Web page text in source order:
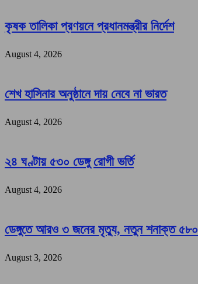
কৃষক তালিকা প্রণয়নে প্রধানমন্ত্রীর নির্দেশ
August 4, 2026
শেখ হাসিনার অনুষ্ঠানে দায় নেবে না ভারত
August 4, 2026
২৪ ঘণ্টায় ৫৩০ ডেঙ্গু রোগী ভর্তি
August 4, 2026
ডেঙ্গুতে আরও ৩ জনের মৃত্যু, নতুন শনাক্ত ৫৮০
August 3, 2026